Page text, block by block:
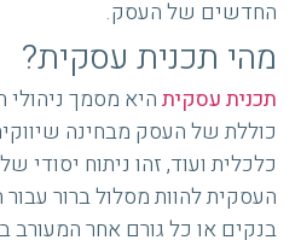
החדשים של העסק.
מהי תכנית עסקית?
תכנית עסקיתהיא מסמך
כוללת של העסק מבחינה
כלכלית ועוד, זהו ניתוח יסודי
העסקית להוות מסלול ברור
בנקים או כל גורם אחר המעורב